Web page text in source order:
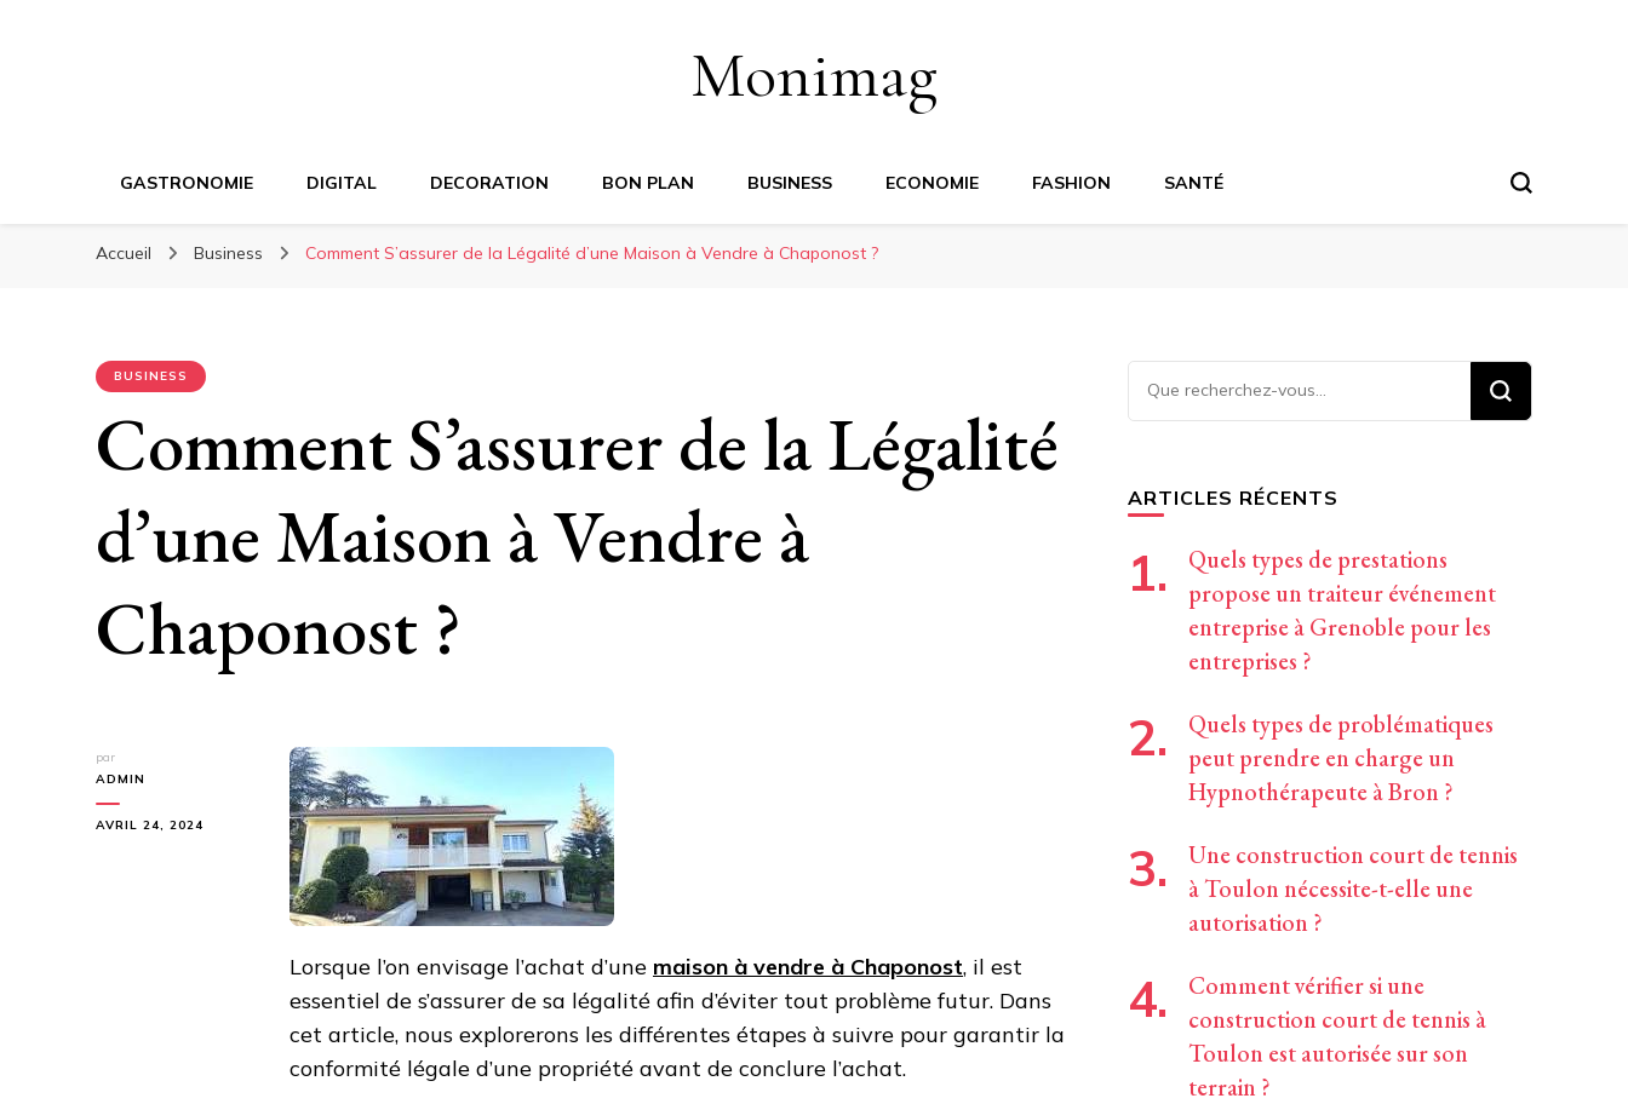
Monimag
GASTRONOMIE DIGITAL DECORATION BON PLAN BUSINESS ECONOMIE FASHION SANTÉ
Accueil Business Comment S’assurer de la Légalité d’une Maison à Vendre à Chaponost ?
BUSINESS
Comment S’assurer de la Légalité
d’une Maison à Vendre à
Chaponost ?
par
ADMIN
AVRIL 24, 2024
Lorsque l’on envisage l’achat d’une maison à vendre à Chaponost, il est
essentiel de s’assurer de sa légalité afin d’éviter tout problème futur. Dans
cet article, nous explorerons les différentes étapes à suivre pour garantir la
conformité légale d’une propriété avant de conclure l’achat.
Vous
recherchiez
ARTICLES RÉCENTS
Quels types de prestations
propose un traiteur événement
entreprise à Grenoble pour les
entreprises ?
Quels types de problématiques
peut prendre en charge un
Hypnothérapeute à Bron ?
Une construction court de tennis
à Toulon nécessite-t-elle une
autorisation ?
Comment vérifier si une
construction court de tennis à
Toulon est autorisée sur son
terrain ?